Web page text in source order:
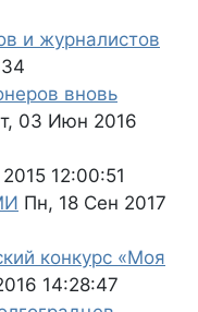
и журналистов
вновь
03 Июн 2016
12:00:51
Пн, 18 Сен 2017
конкурс «Моя
14:28:47